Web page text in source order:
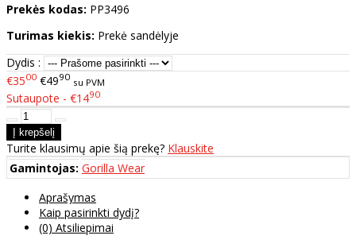
Prekės kodas: PP3496
Turimas kiekis: Prekė sandėlyje
Dydis :
€3500 €4990 su PVM
Sutaupote - €1490
Turite klausimų apie šią prekę? Klauskite
Gamintojas: Gorilla Wear
Aprašymas
Kaip pasirinkti dydį?
(0) Atsiliepimai